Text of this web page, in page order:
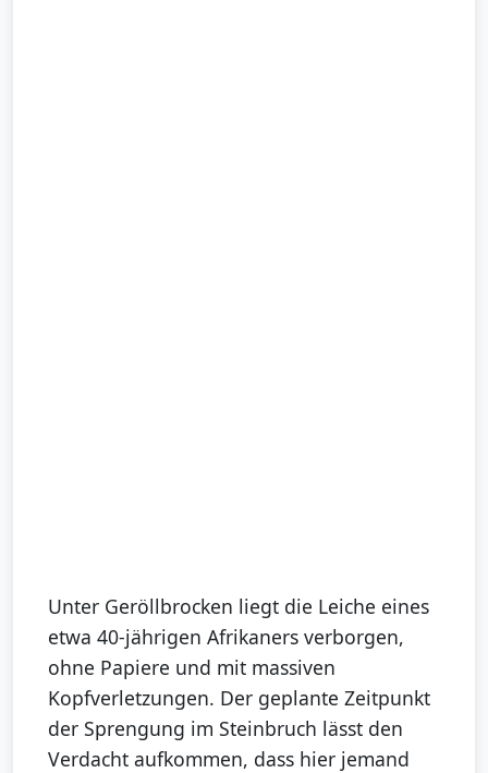
Unter Geröllbrocken liegt die Leiche eines
etwa 40-jährigen Afrikaners verborgen,
ohne Papiere und mit massiven
Kopfverletzungen. Der geplante Zeitpunkt
der Sprengung im Steinbruch lässt den
Verdacht aufkommen, dass hier jemand